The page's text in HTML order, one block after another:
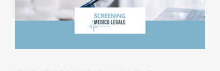
Blog
Lavora con noi